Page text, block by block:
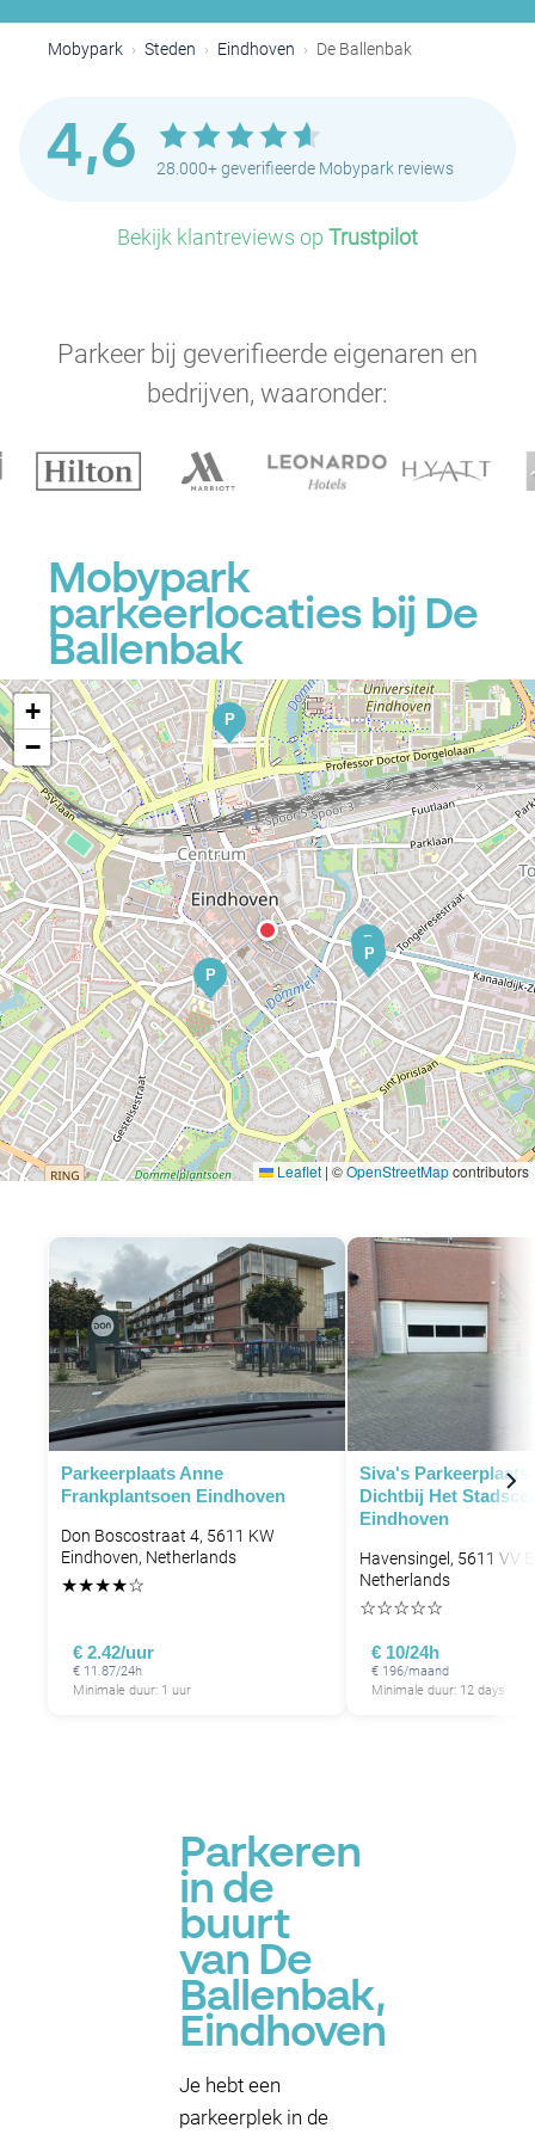
Mobypark Steden Eindhoven De Ballenbak
4,6 28.000+ geverifieerde Mobypark reviews
Bekijk klantreviews op Trustpilot
Parkeer bij geverifieerde eigenaren en
bedrijven, waaronder:
Mobypark
parkeerlocaties bij De
Ballenbak
P
P
P
P
+
−
Leaflet | ©OpenStreetMapcontributors
Parkeerplaats Anne
Frankplantsoen Eindhoven
Don Boscostraat 4, 5611 KW
Eindhoven, Netherlands
★★★★☆
€ 2.42/uur
€ 11.87/24h
Minimale duur: 1 uur
Siva's Parkeerplaats
Dichtbij Het
Eindhoven
Havensingel, 5611 VV
Netherlands
☆☆☆☆☆
€ 10/24h
€ 196/maand
Minimale duur: 12 days
Parkeren
in de
buurt
van De
Ballenbak,
Eindhoven
Je hebt een
parkeerplek in de